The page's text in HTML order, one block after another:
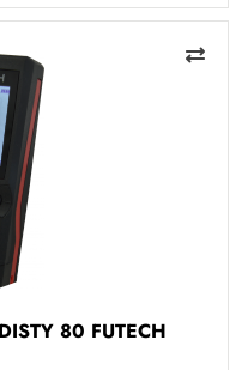
80 FUTECH